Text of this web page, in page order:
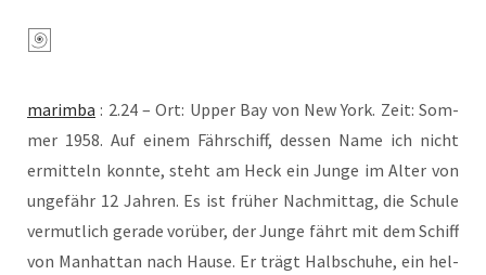
marim­ba : 2.24 – Ort: Upper Bay von New York. Zeit: Som­
mer 1958. Auf einem Fähr­schiff, des­sen Name ich nicht
ermit­teln konn­te, steht am Heck ein Jun­ge im Alter von
unge­fähr 12 Jah­ren. Es ist frü­her Nach­mit­tag, die Schu­le
ver­mut­lich gera­de vor­über, der Jun­ge fährt mit dem Schiff
von Man­hat­tan nach Hau­se. Er trägt Halb­schu­he, ein hel­